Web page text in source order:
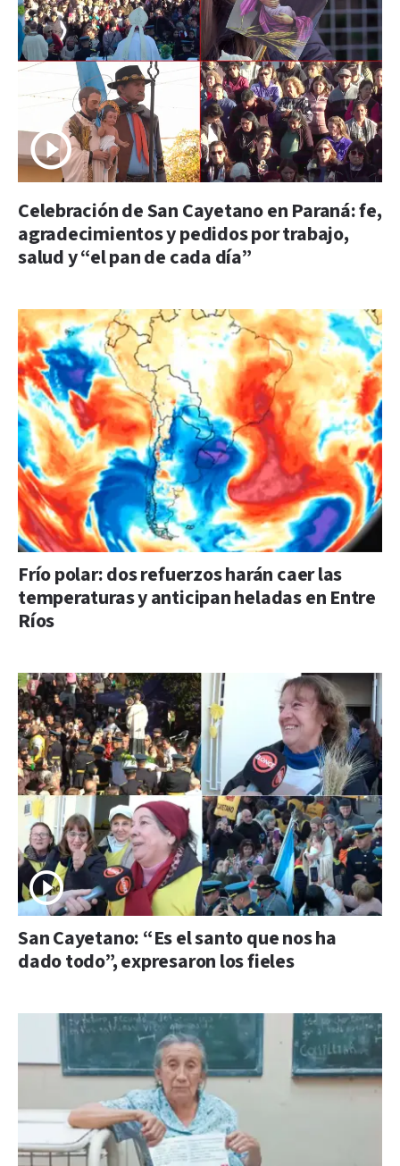
Celebración de San Cayetano en Paraná: fe,
agradecimientos y pedidos por trabajo,
salud y “el pan de cada día”
Frío polar: dos refuerzos harán caer las
temperaturas y anticipan heladas en Entre
Ríos
San Cayetano: “Es el santo que nos ha
dado todo”, expresaron los fieles